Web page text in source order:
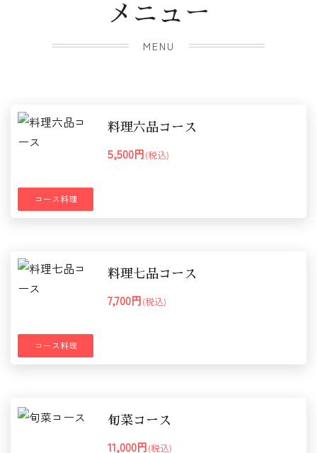
メニュー
MENU
コース料理
料理六品コース
5,500円(税込)
コース料理
料理七品コース
7,700円(税込)
旬菜コース
11,000円(税込)